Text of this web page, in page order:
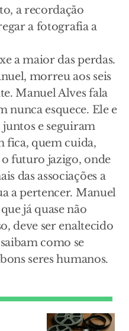
a recordação
a fotografia a
a maior das perdas.
morreu aos seis
Manuel Alves fala
nunca esquece. Ele e
e seguiram
fica, quem cuida,
futuro jazigo, onde
das associações a
a pertencer. Manuel
já quase não
deve ser enaltecido
como se
seres humanos.